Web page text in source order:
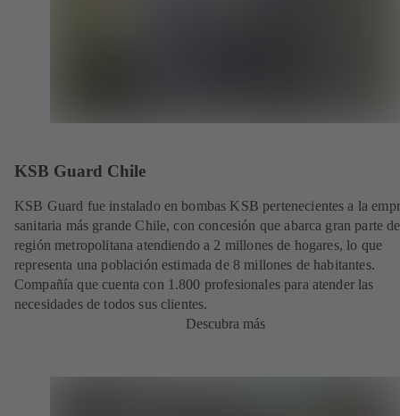
KSB Guard Chile
KSB Guard fue instalado en bombas KSB pertenecientes a la
sanitaria más grande Chile, con concesión que abarca gran parte
región metropolitana atendiendo a 2 millones de hogares, lo que
representa una población estimada de 8 millones de habitantes.
Compañía que cuenta con 1.800 profesionales para atender las
necesidades de todos sus clientes.
Descubra más